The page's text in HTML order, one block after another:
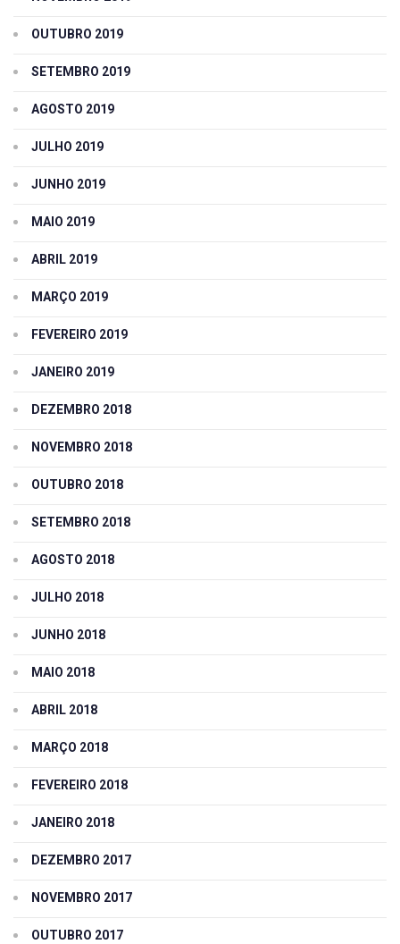
OUTUBRO 2019
SETEMBRO 2019
AGOSTO 2019
JULHO 2019
JUNHO 2019
MAIO 2019
ABRIL 2019
MARÇO 2019
FEVEREIRO 2019
JANEIRO 2019
DEZEMBRO 2018
NOVEMBRO 2018
OUTUBRO 2018
SETEMBRO 2018
AGOSTO 2018
JULHO 2018
JUNHO 2018
MAIO 2018
ABRIL 2018
MARÇO 2018
FEVEREIRO 2018
JANEIRO 2018
DEZEMBRO 2017
NOVEMBRO 2017
OUTUBRO 2017